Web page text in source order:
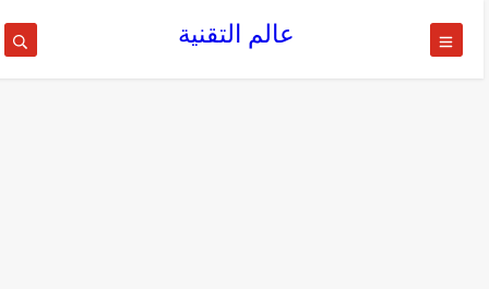
عالم التقنية